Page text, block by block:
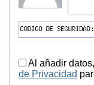
Al añadir
de Privacidad